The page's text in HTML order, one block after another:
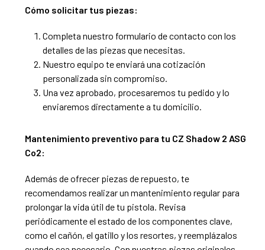
Cómo solicitar tus piezas:
Completa nuestro formulario de contacto con los
detalles de las piezas que necesitas.
Nuestro equipo te enviará una cotización
personalizada sin compromiso.
Una vez aprobado, procesaremos tu pedido y lo
enviaremos directamente a tu domicilio.
Mantenimiento preventivo para tu CZ Shadow 2 ASG
Co2:
Además de ofrecer piezas de repuesto, te
recomendamos realizar un mantenimiento regular para
prolongar la vida útil de tu pistola. Revisa
periódicamente el estado de los componentes clave,
como el cañón, el gatillo y los resortes, y reemplázalos